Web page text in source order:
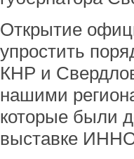
Открытие
упростить
КНР и
нашими
которые были
выставке